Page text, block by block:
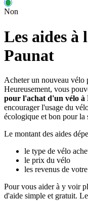
Non
Les aides à
Paunat
Acheter un nouveau vélo
Heureusement, vous
pour l'achat d'un vélo à
encourager l'usage du
écologique et bon pour la
Le montant des aides
le type de vélo
le prix du vélo
les revenus de
Pour vous aider à y voir
d'aide simple et gratuit.